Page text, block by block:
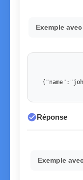
Exemple
check_circleRéponse
Exemple